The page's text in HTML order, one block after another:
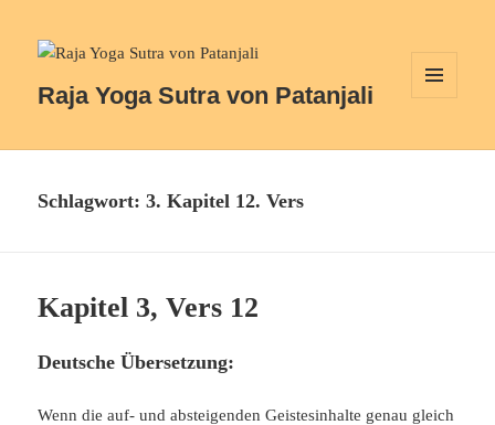
Raja Yoga Sutra von Patanjali
Schlagwort:3. Kapitel 12. Vers
Kapitel 3, Vers 12
Deutsche Übersetzung:
Wenn die auf- und absteigenden Geistesinhalte genau gleich